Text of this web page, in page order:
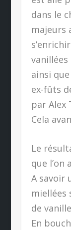
dans le
majeurs
ainsi
ex-fûts
par Alex
Cela
Le
que l’on
A savoir
miellées
de
En